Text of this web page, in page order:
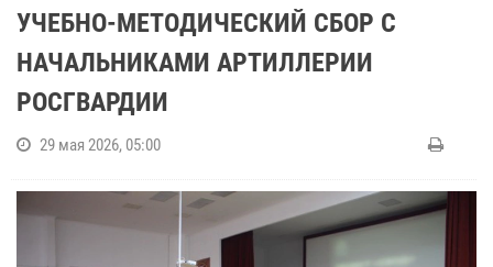
УЧЕБНО-МЕТОДИЧЕСКИЙ СБОР С
НАЧАЛЬНИКАМИ АРТИЛЛЕРИИ
РОСГВАРДИИ
29 мая 2026, 05:00